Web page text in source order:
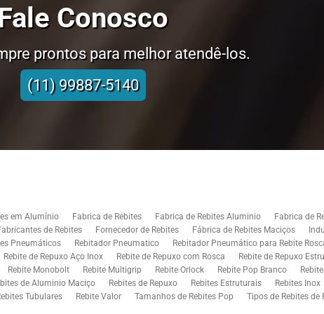
Conosco
prontos para melhor atendê-los.
(11) 99887-5140
em Alumínio Fabrica de Rebites Fabrica de Rebites Aluminio
Fabrica de
de Rebites Fornecedor de Rebites Fábrica de Rebites Maciços
Pneumáticos Rebitador Pneumatico Rebitador Pneumático para Rebite
Rebite de Repuxo Aço Inox Rebite de Repuxo com Rosca Rebite de Repuxo
Rebite Monobolt Rebite Multigrip Rebite Orlock Rebite Pop Branco
de Aluminio Maciço Rebites de Repuxo Rebites Estruturais Rebites Inox
Tubulares Rebite Valor Tamanhos de Rebites Pop Tipos de Rebites de